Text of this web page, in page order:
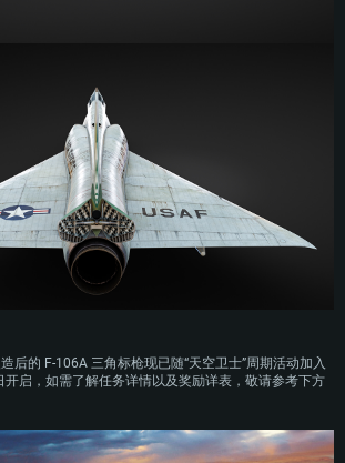
后的 F-106A 三角标枪现已随“天空卫士”周期活动加入
启，如需了解任务详情以及奖励详表，敬请参考下方